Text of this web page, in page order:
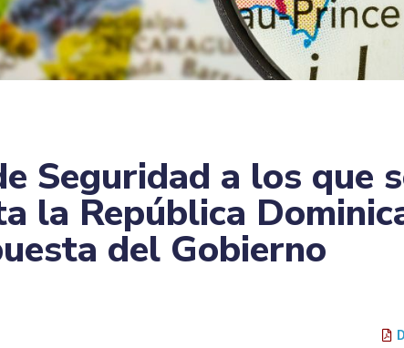
Seguridad a los que
la República
del Gobierno